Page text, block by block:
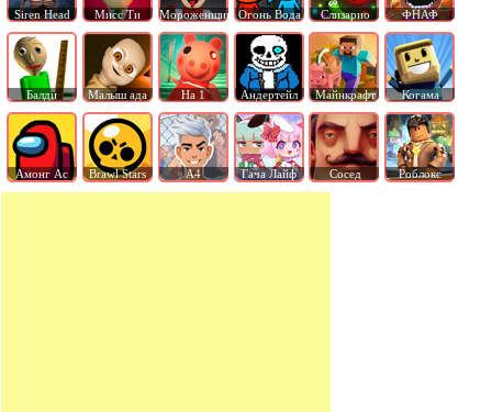
Siren Head Мисс Ти Мороженщик Огонь Вода Слизарио ФНАФ
Балди Малыш ада На 1 Андертейл Майнкрафт Когама
Амонг Ас Brawl Stars А4 Гача Лайф Сосед Роблокс